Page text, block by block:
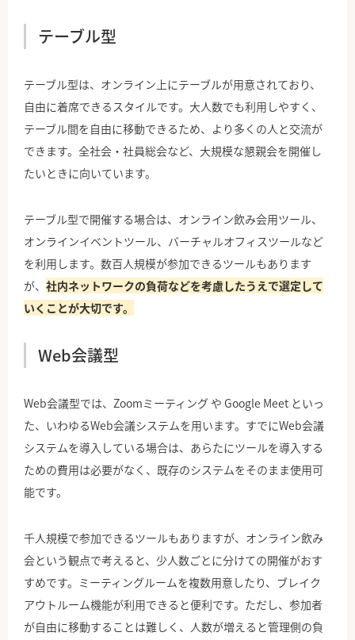
テーブル型
テーブル型は、オンライン上にテーブルが用意されており、
自由に着席できるスタイルです。大人数でも利用しやすく、
テーブル間を自由に移動できるため、より多くの人と交流が
できます。全社会・社員総会など、大規模な懇親会を開催し
たいときに向いています。
テーブル型で開催する場合は、オンライン飲み会用ツール、
オンラインイベントツール、バーチャルオフィスツールなど
を利用します。数百人規模が参加できるツールもあります
が、 社内ネットワークの負荷などを考慮したうえで選定して
いくことが大切です。
Web会議型
Web会議型では、Zoomミーティング や Google Meet といっ
た、いわゆるWeb会議システムを用います。すでにWeb会議
システムを導入している場合は、あらたにツールを導入する
ための費用は必要がなく、既存のシステムをそのまま使用可
能です。
千人規模で参加できるツールもありますが、オンライン飲み
会という観点で考えると、少人数ごとに分けての開催がおす
すめです。ミーティングルームを複数用意したり、ブレイク
アウトルーム機能が利用できると便利です。ただし、参加者
が自由に移動することは難しく、人数が増えると管理側の負